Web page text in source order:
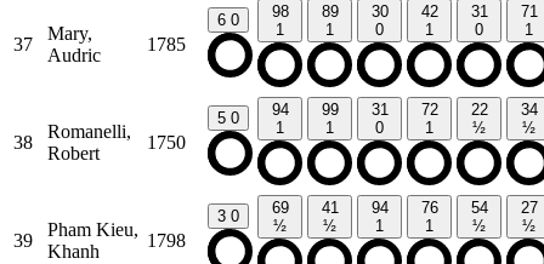
37
Mary,
Audric
1785
6 0
98
1
89
1
30
0
42
1
31
0
71
1
38
Romanelli,
Robert
1750
5 0
94
1
99
1
31
0
72
1
22
½
34
½
39
Pham Kieu,
Khanh
1798
3 0
69
½
41
½
94
1
76
1
54
½
27
½